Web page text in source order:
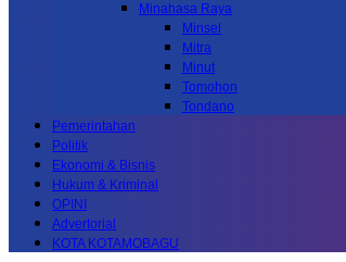
Minahasa Raya
Minsel
Mitra
Minut
Tomohon
Tondano
Pemerintahan
Politik
Ekonomi & Bisnis
Hukum & Kriminal
OPINI
Advertorial
KOTA KOTAMOBAGU